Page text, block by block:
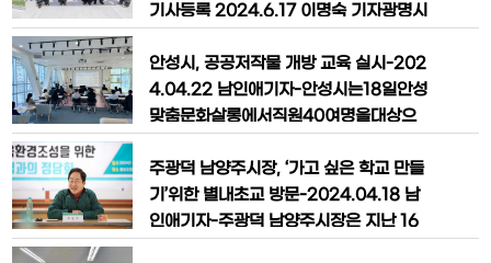
기도교육청에서안산시에설립하기로최종
(가칭)하남시어린이도서관 건립과 관련해
면 시는 이날 미사도서관 미사홀에서 오는
2026년 상반기 준공 예정인 어린이도서
관의 운영
기사등록 2024.6.17 이명숙 기자광명시
해 예방과 온실가스 감축을 위한 ‘함께 그
린 광명쿨루프사업’을 시행해 올해 사업
대상지로 선정된 진성고등학교에쿨루프
ol Roof)는 2010년 미국 뉴욕의 오래된
건물에서 거주하던 저소득층 노인들
안성시, 공공저작물 개방 교육 실시-202
4.04.22 남인애기자-안성시는18일안성
맞춤문화살롱에서직원40여명을대상으
을맡은한국문화정보원의공공누리교육단
소속인유충호전문가는“공공저작물및저작
권의개념이다소낯설거나어려울수있지만,
주광덕 남양주시장, ‘가고 싶은 학교 만들
기’위한 별내초교 방문-2024.04.18 남
인애기자-주광덕 남양주시장은 지난 16